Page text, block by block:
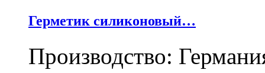
Герметик силиконовый…
Производство: